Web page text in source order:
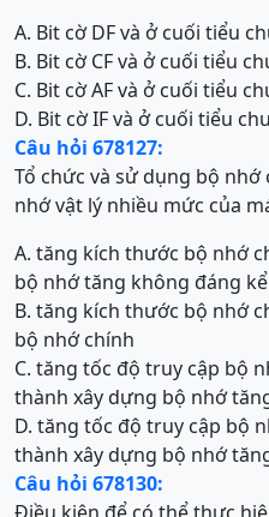
A. Bit cờ DF và ở cuối tiểu
B. Bit cờ CF và ở cuối tiểu
C. Bit cờ AF và ở cuối tiểu
D. Bit cờ IF và ở cuối tiểu
Câu hỏi 678127:
Tổ chức và sử dụng bộ
nhớ vật lý nhiều mức của
A. tăng kích thước bộ nhớ
bộ nhớ tăng không đáng kể
B. tăng kích thước bộ nhớ
bộ nhớ chính
C. tăng tốc độ truy cập bộ
thành xây dựng bộ nhớ
D. tăng tốc độ truy cập bộ
thành xây dựng bộ nhớ
Câu hỏi 678130: